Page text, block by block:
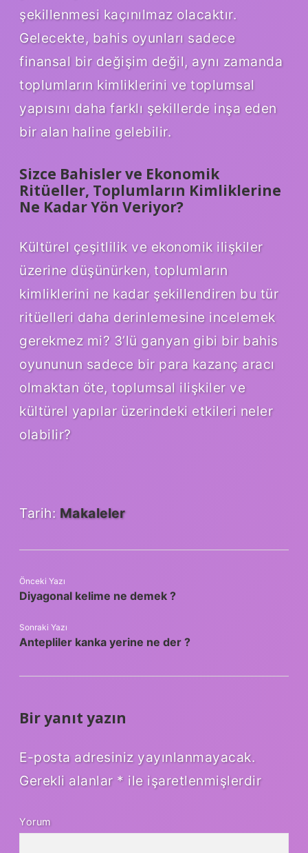
şekillenmesi kaçınılmaz olacaktır.
Gelecekte, bahis oyunları sadece
finansal bir değişim değil, aynı zamanda
toplumların kimliklerini ve toplumsal
yapısını daha farklı şekillerde inşa eden
bir alan haline gelebilir.
Sizce Bahisler ve Ekonomik
Ritüeller, Toplumların Kimliklerine
Ne Kadar Yön Veriyor?
Kültürel çeşitlilik ve ekonomik ilişkiler
üzerine düşünürken, toplumların
kimliklerini ne kadar şekillendiren bu tür
ritüelleri daha derinlemesine incelemek
gerekmez mi? 3’lü ganyan gibi bir bahis
oyununun sadece bir para kazanç aracı
olmaktan öte, toplumsal ilişkiler ve
kültürel yapılar üzerindeki etkileri neler
olabilir?
Tarih: Makaleler
Önceki Yazı
Diyagonal kelime ne demek ?
Sonraki Yazı
Antepliler kanka yerine ne der ?
Bir yanıt yazın
E-posta adresiniz yayınlanmayacak.
Gerekli alanlar * ile işaretlenmişlerdir
Yorum